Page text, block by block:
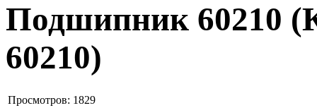
Подшипник 60210
60210)
Просмотров: 1829